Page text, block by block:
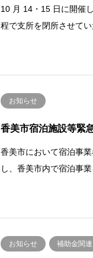
10 月 14・15 日に開催
程で支所を閉所させて
お知らせ
香美市宿泊施設等緊
香美市において宿泊事
し、香美市内で宿泊事
お知らせ 補助金関連